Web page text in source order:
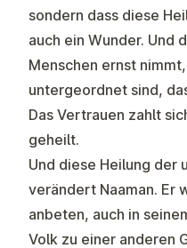
sondern dass diese
auch ein Wunder. Und
Menschen ernst
untergeordnet sind,
Das Vertrauen zahlt
geheilt.
Und diese Heilung der
verändert Naaman. Er
anbeten, auch in
Volk zu einer anderen